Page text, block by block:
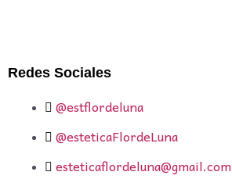
Redes Sociales
@estflordeluna
@esteticaFlordeLuna
esteticaflordeluna@gmail.com